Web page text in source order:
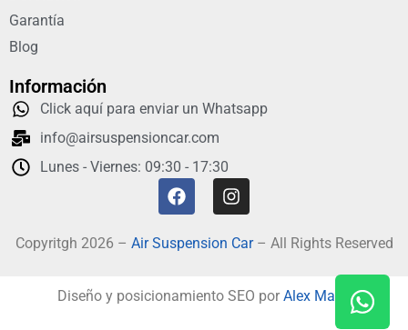
Garantía
Blog
Información
Click aquí para enviar un Whatsapp
info@airsuspensioncar.com
Lunes - Viernes: 09:30 - 17:30
Copyritgh 2026 – Air Suspension Car– All Rights Reserved
Diseño y posicionamiento SEO por Alex Mann